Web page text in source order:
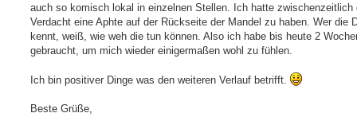
auch so komisch lokal in einzelnen Stellen. Ich hatte zwischenzeitlich
Verdacht eine Aphte auf der Rückseite der Mandel zu haben. Wer die
kennt, weiß, wie weh die tun können. Also ich habe bis heute 2
gebraucht, um mich wieder einigermaßen wohl zu fühlen.
Ich bin positiver Dinge was den weiteren Verlauf betrifft.
Beste Grüße,